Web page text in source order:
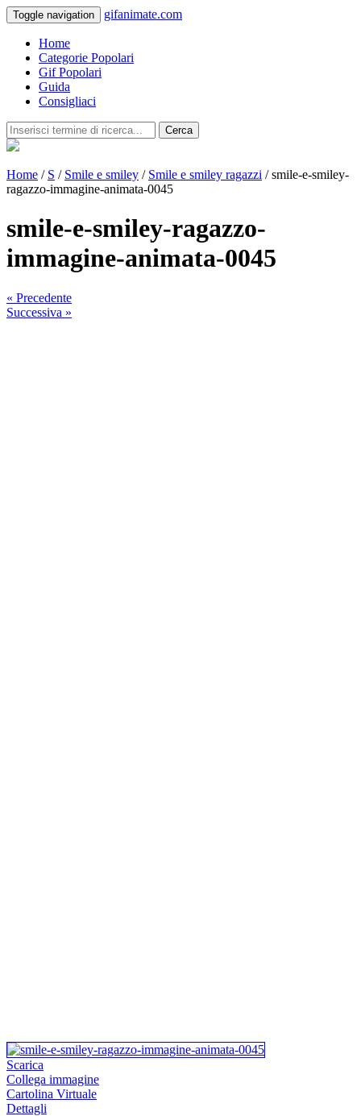
Toggle navigation gifanimate.com
Home
Categorie Popolari
Gif Popolari
Guida
Consigliaci
Cerca
Home / S / Smile e smiley / Smile e smiley ragazzi / smile-e-smiley-
ragazzo-immagine-animata-0045
smile-e-smiley-ragazzo-
immagine-animata-0045
« Precedente
Successiva »
Scarica
Collega immagine
Cartolina Virtuale
Dettagli